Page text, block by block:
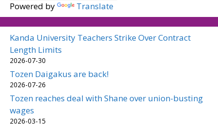
Powered by Translate
Kanda University Teachers Strike Over Contract
Length Limits
2026-07-30
Tozen Daigakus are back!
2026-07-26
Tozen reaches deal with Shane over union-busting
wages
2026-03-15